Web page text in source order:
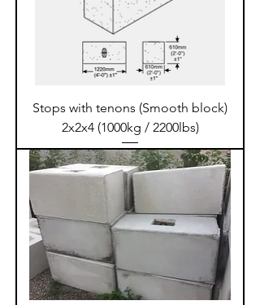
Stops with tenons (Smooth block)
2x2x4 (1000kg / 2200lbs)